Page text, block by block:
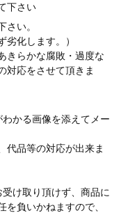
下さい
さい。
劣化します。）
きらかな腐敗・過度な
対応をさせて頂きま
かる画像を添えてメー
代品等の対応が出来ま
け取り頂けず、商品に
負いかねますので、